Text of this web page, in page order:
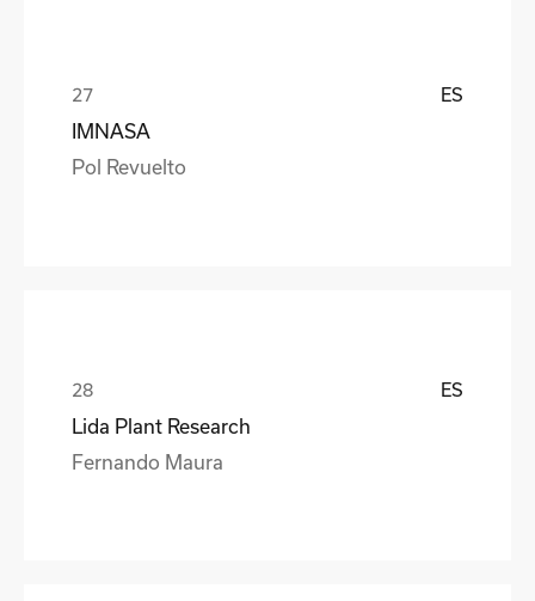
ES
IMNASA
Pol Revuelto
ES
Lida Plant Research
Fernando Maura